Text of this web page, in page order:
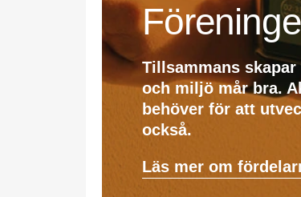
Tillsammans
och miljö mår bra.
behöver för att
också.
Läs mer om